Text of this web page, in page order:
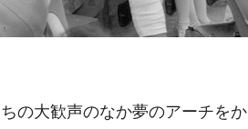
の大歓声のなか夢のアーチをか